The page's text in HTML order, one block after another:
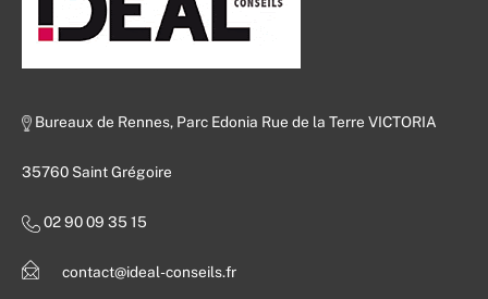
Bureaux de Rennes, Parc Edonia Rue de la Terre VICTORIA
35760 Saint Grégoire
02 90 09 35 15
contact@ideal-conseils.fr